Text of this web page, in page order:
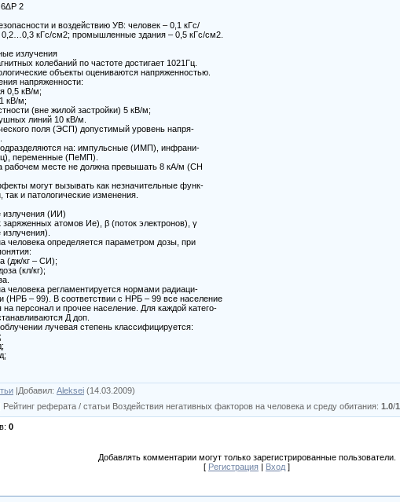
2
и воздействию УВ: человек – 0,1 кГс/
кГс/см2; промышленные здания – 0,5 кГс/см2.
излучения
колебаний по частоте достигает 1021Гц.
объекты оцениваются напряженностью.
напряженности:
0,5 кВ/м;
кВ/м;
(вне жилой застройки) 5 кВ/м;
линий 10 кВ/м.
поля (ЭСП) допустимый уровень напря-
на: импульсные (ИМП), инфрани-
переменные (ПеМП).
рабочем месте не должна превышать 8 кА/м (СН
могут вызывать как незначительные функ-
так и патологические изменения.
(ИИ)
атомов Ие), β (поток электронов), γ
человека определяется параметром дозы, при
(дж/кг – СИ);
(кл/кг);
человека регламентируется нормами радиаци-
(НРБ – 99). В соответствии с НРБ – 99 все население
персонал и прочее население. Для каждой катего-
Д доп.
лучевая степень классифицируется:
|Добавил: Aleksei (14.03.2009)
Рейтинг реферата / статьи Воздействия негативных факторов на человека и среду обитания: 1.0/1
: 0
Добавлять комментарии могут только зарегистрированные пользователи.
[ Регистрация | Вход ]